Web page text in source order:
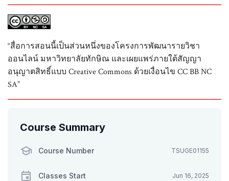
“สื่อการสอนนี้เป็นส่วนหนึ่งของโครงการพัฒนารายวิชา
ออนไลน์ มหาวิทยาลัยทักษิณ และเผยแพร่ภายใต้สัญญา
อนุญาตสิทธิ์แบบ Creative Commons ด้วยเงื่อนไข CC BB NC
SA”
Course Summary
Course Number TSUGE01155
Classes Start Jun 16, 2025